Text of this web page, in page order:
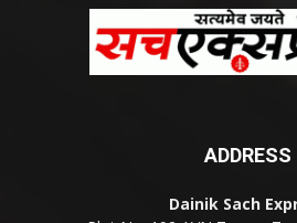
ADDRESS
Dainik Sach